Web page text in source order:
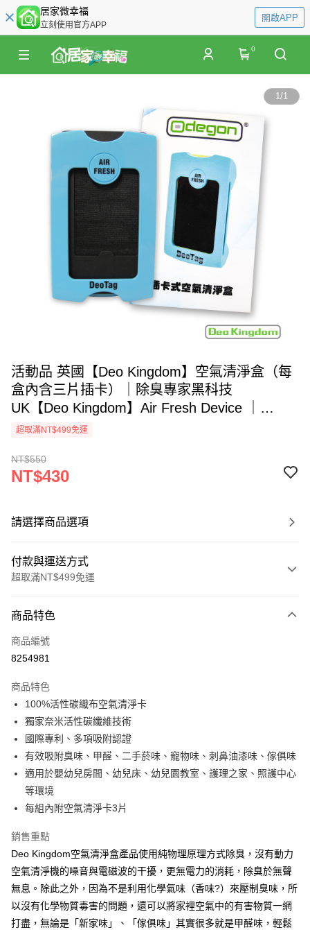
居家微幸福
立刻使用官方APP
開啟APP
0
1/1
活動品 英國【Deo Kingdom】空氣清淨盒（每
盒內含三片插卡）｜除臭專家黑科技
UK【Deo Kingdom】Air Fresh Device ｜
Odegon Instant Odour Absorbing
Cards／Box）
超取滿NT$499免運
NT$550
NT$430
請選擇商品選項
付款與運送方式
超取滿NT$499免運
信用卡一次付款
超商取貨付款
Apple Pay
街口支付
悠遊付
Google Pay
AFTEE先享後付
【關於「AFTEE先享後付」】
AFTEE先享後付是「在收到商品之後才付款」的支付方式。 讓您購物簡單
便利好安心！
１．簡單：不需註冊會員、不需綁卡、不需儲值。
２．便利：只要手機號碼，簡訊認證，即可結帳。
【「AFTEE先享後付」結帳流程】
全家取貨付款
每筆NT$60，滿NT$499(含以上)免運費
商品特色
商品編號
8254981
商品特色
100%活性碳織布空氣清淨卡
獨家奈米活性碳纖維技術
國際專利、多項吸附認證
有效吸附臭味、甲醛、二手菸味、寵物味、刺鼻油漆味、傢俱味
適用於嬰幼兒房間、幼兒床、幼兒園教室、護理之家、照護中心
等環境
每組內附空氣清淨卡3片
銷售重點
Deo Kingdom空氣清淨盒產品使用純物理原理方式除臭，沒有動力
空氣清淨機的噪音與電磁波的干擾，更無電力的消耗，除臭於無聲
無息。除此之外，因為不是利用化學氣味（香味?）來壓制臭味，所
以沒有化學物質毒害的問題，還可以將家裡空氣中的有害物質一網
打盡，無論是「新家味」、「傢俱味」其實很多就是甲醛味，輕鬆